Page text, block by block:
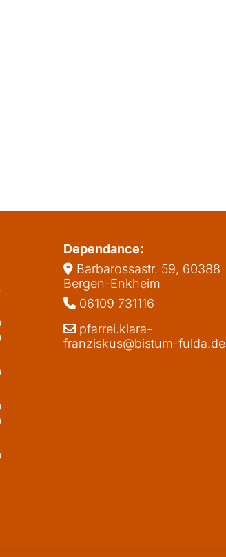
Dependance:
 Barbarossastr. 59, 60388
Bergen-Enkheim
 06109 731116
 pfarrei.klara-
franziskus@bistum-fulda.de